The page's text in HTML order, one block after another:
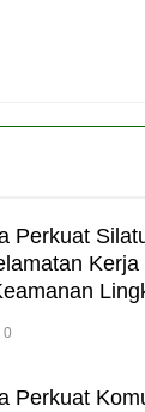
Perkuat
Kerja
0
Perkuat